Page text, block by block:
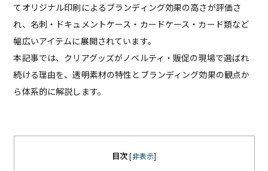
てオリジナル印刷によるブランディング効果の高さが評価さ
れ、名刺・ドキュメントケース・カードケース・カード類など
幅広いアイテムに展開されています。
本記事では、クリアグッズがノベルティ・販促の現場で選ばれ
続ける理由を、透明素材の特性とブランディング効果の観点か
ら体系的に解説します。
目次[非表示]